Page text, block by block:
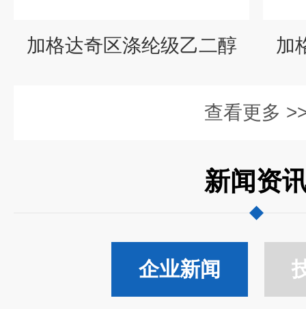
加格达奇区涤纶级乙二醇 加
查看更多
新闻资
企业新闻